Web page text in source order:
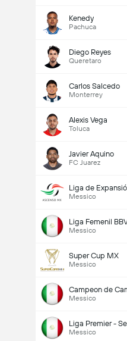
Kenedy
Pachuca
Diego Reyes
Queretaro
Carlos Salcedo
Monterrey
Alexis Vega
Toluca
Javier Aquino
FC Juarez
Liga de
Messico
Liga Femenil
Messico
Super Cup MX
Messico
Campeon de
Messico
Liga Premier -
Messico